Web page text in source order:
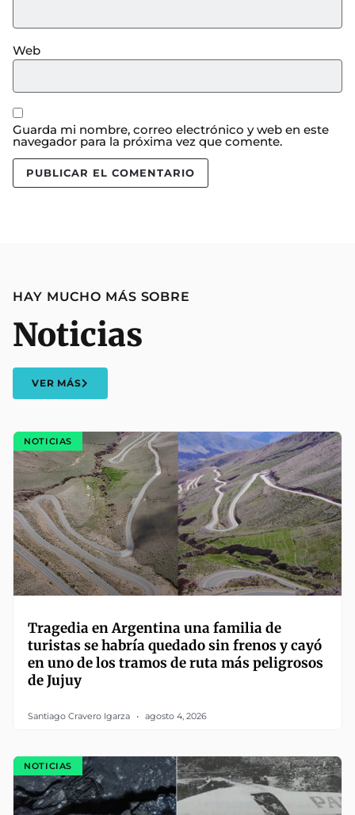
Web
Guarda mi nombre, correo electrónico y web en este
navegador para la próxima vez que comente.
HAY MUCHO MÁS SOBRE
Noticias
VER MÁS
NOTICIAS
Tragedia en Argentina una familia de
turistas se habría quedado sin frenos y cayó
en uno de los tramos de ruta más peligrosos
de Jujuy
Santiago Cravero Igarza agosto 4, 2026
NOTICIAS